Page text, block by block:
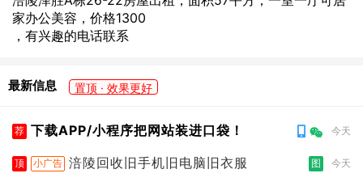
家办公美容，价格1300
，有兴趣的电话联系
最新信息 置顶 · 效果更好
荐 下载APP/小程序把网站装进口袋！ 今天
顶 小广告 涪陵回收旧手机旧电脑旧衣服 图 今天